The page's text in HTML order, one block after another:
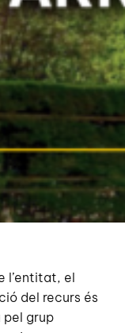
l’entitat, el
del recurs és
pel grup